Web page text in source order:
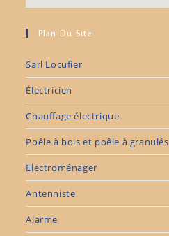
Plan Du Site
Sarl Locufier
Électricien
Chauffage électrique
Poêle à bois et poêle à granulés
Electroménager
Antenniste
Alarme